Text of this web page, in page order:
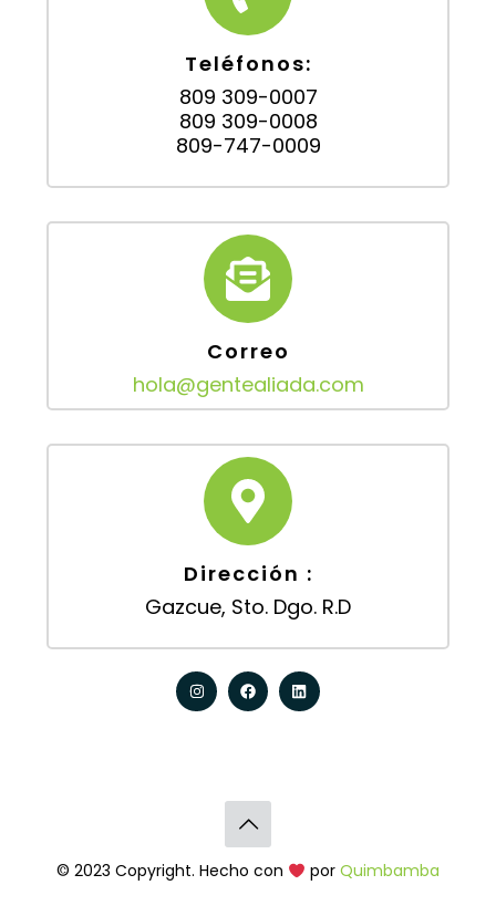
Teléfonos:
809 309-0007
809 309-0008
809-747-0009
Correo
hola@gentealiada.com
Dirección :
Gazcue, Sto. Dgo. R.D
© 2023 Copyright. Hecho con por Quimbamba